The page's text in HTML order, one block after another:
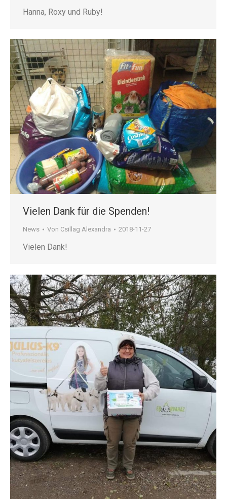
Hanna, Roxy und Ruby!
Vielen Dank für die Spenden!
News Von Csillag Alexandra 2018-11-27
Vielen Dank!